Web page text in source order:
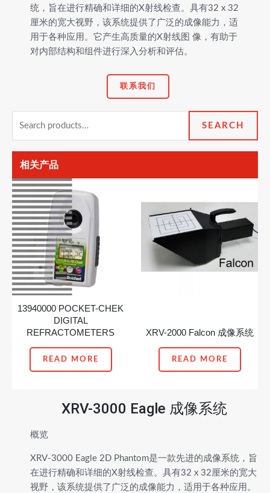
统，旨在进行精确和详细的X射线检查。具有32 x 32
厘米的宽大视野，该系统提供了广泛的成像能力，适
用于各种应用。它产生高质量的X射线图 像，有助于
对内部结构和组件进行深入分析和评估。
联系我们
SEARCH
相关产品
13940000 POCKET-CHEK
DIGITAL
REFRACTOMETERS
READ MORE
XRV-2000 Falcon 成像系统
READ MORE
XRV-3000 Eagle 成像系统
概览
XRV-3000 Eagle 2D Phantom是一款先进的成像系统，旨
在进行精确和详细的X射线检查。具有32 x 32厘米的宽大
视野，该系统提供了广泛的成像能力，适用于各种应用。